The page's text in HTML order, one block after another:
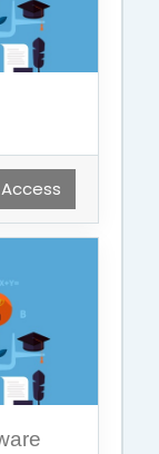
Access